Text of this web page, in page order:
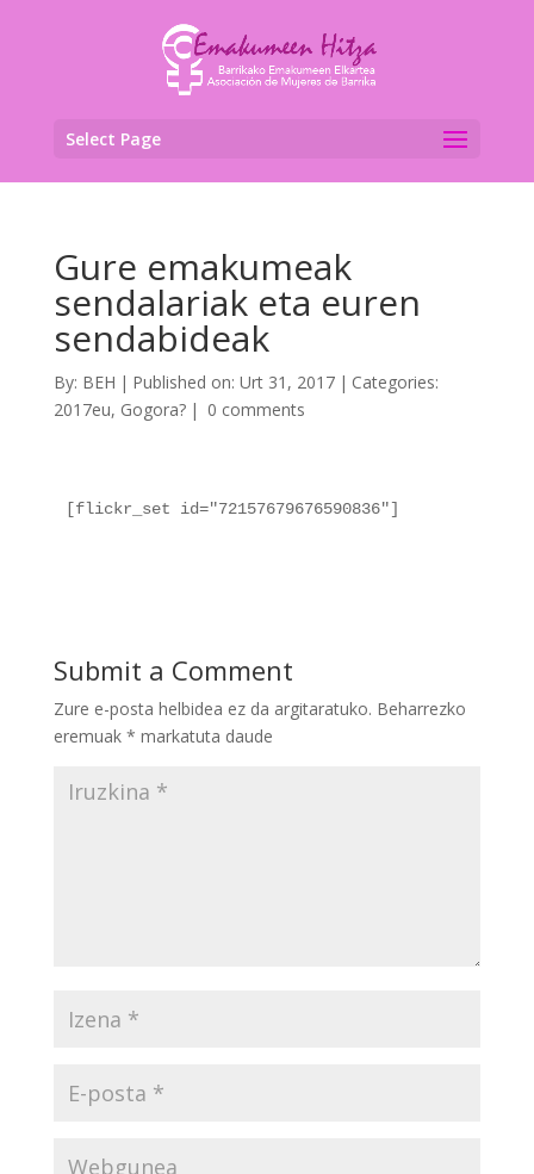
Select Page
Gure emakumeak
sendalariak eta euren
sendabideak
By: BEH | Published on: Urt 31, 2017 | Categories:
2017eu, Gogora? | 0 comments
[flickr_set id="72157679676590836"]
Submit a Comment
Zure e-posta helbidea ez da argitaratuko. Beharrezko
eremuak * markatuta daude